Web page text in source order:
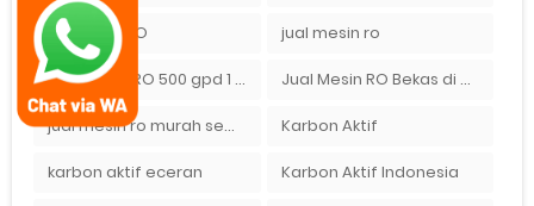
Jual Filter RO jual mesin ro
Jual Mesin RO 500 gpd 1 Membran Jual Mesin RO Bekas di Medan
jual mesin ro murah semarang Karbon Aktif
karbon aktif eceran Karbon Aktif Indonesia